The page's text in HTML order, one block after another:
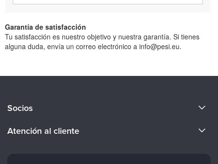
Garantía de satisfacción
Tu satisfacción es nuestro objetivo y nuestra garantía. Si tienes
alguna duda, envía un correo electrónico a info@pesi.eu.
Acerca de nosotros
Empleos
Socios
Evergreen Certifications
Atención al cliente